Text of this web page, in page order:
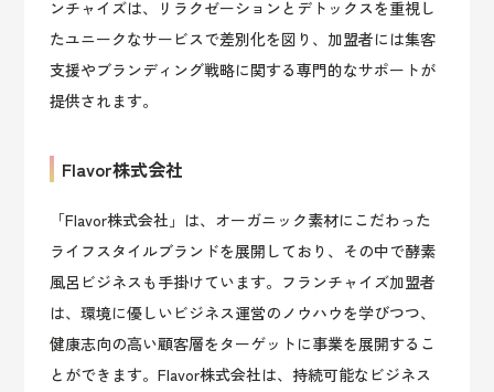
ンチャイズは、リラクゼーションとデトックスを重視し
たユニークなサービスで差別化を図り、加盟者には集客
支援やブランディング戦略に関する専門的なサポートが
提供されます。
Flavor株式会社
「Flavor株式会社」は、オーガニック素材にこだわった
ライフスタイルブランドを展開しており、その中で酵素
風呂ビジネスも手掛けています。フランチャイズ加盟者
は、環境に優しいビジネス運営のノウハウを学びつつ、
健康志向の高い顧客層をターゲットに事業を展開するこ
とができます。Flavor株式会社は、持続可能なビジネス